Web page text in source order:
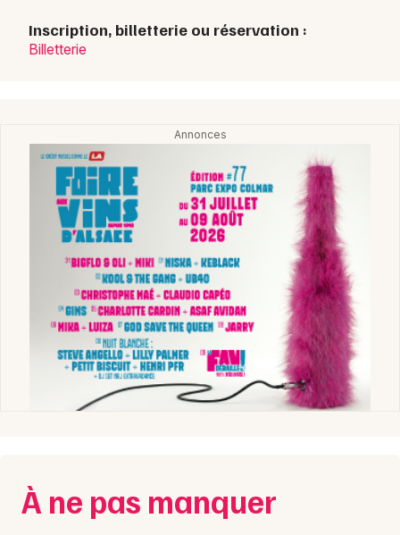
Inscription, billetterie ou réservation :
Billetterie
À ne pas manquer